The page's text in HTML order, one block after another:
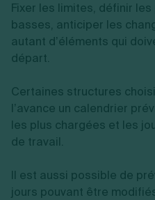
Fixer les limites, définir
basses, anticiper les
autant d’éléments qui
départ.
Certaines structures
l’avance un calendrier
les plus chargées et les
de travail.
Il est aussi possible de
jours pouvant être